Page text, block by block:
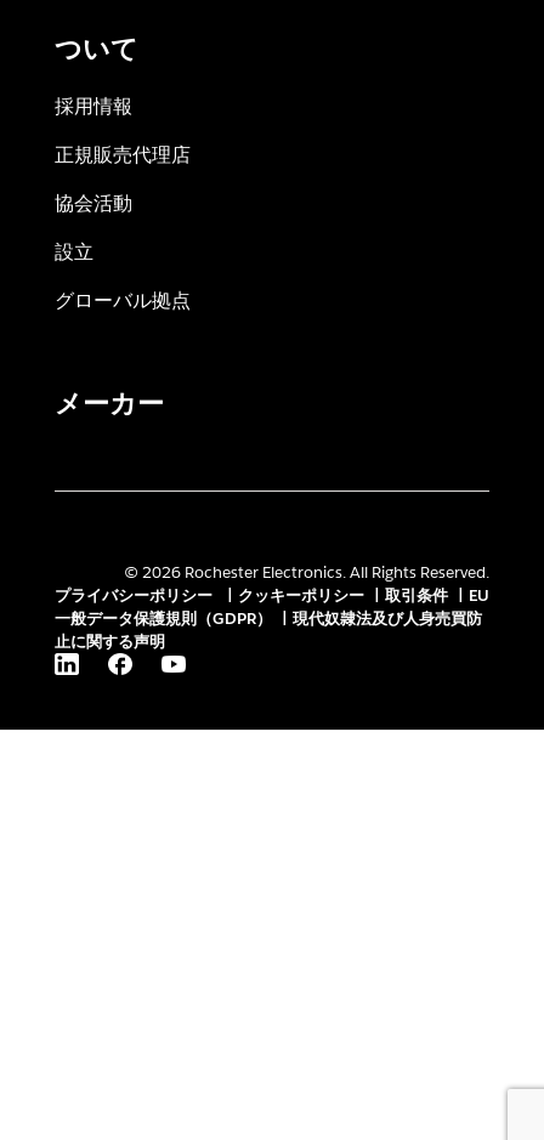
ついて
採用情報
正規販売代理店
協会活動
設立
グローバル拠点
メーカー
© 2026 Rochester Electronics. All Rights Reserved.
プライバシーポリシー
クッキーポリシー 取引条件
EU
一般データ保護規則（GDPR）
現代奴隷法及び人身売買防
止に関する声明